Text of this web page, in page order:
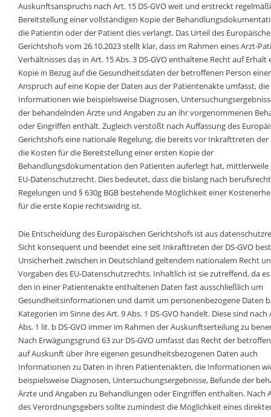
Auskunftsanspruchs nach Art. 15 DS-GVO weit und erstreckt
Bereitstellung einer vollständigen Kopie der
die Patientin oder der Patient dies verlangt. Das Urteil des
Gerichtshofs vom 26.10.2023 stellt klar, dass im Rahmen eines Arzt-
Verhältnisses das in Art. 15 Abs. 3 DS-GVO enthaltene Recht auf Erhalt
Kopie in Bezug auf die Gesundheitsdaten der betroffenen Person
Anspruch auf eine Kopie der Daten aus der Patientenakte umfasst, die
Informationen wie beispielsweise Diagnosen,
der behandelnden Ärzte und Angaben zu an ihr vorgenommenen
oder Eingriffen enthält. Zugleich verstößt nach Auffassung des
Gerichtshofs eine nationale Regelung, die bereits vor Inkrafttreten der
die Kosten für die Bereitstellung einer ersten Kopie der
Behandlungsdokumentation den Patienten auferlegt hat, mittlerweile
EU-Datenschutzrecht. Dies bedeutet, dass die bislang nach
Regelungen und § 630g BGB bestehende Möglichkeit einer
für die erste Kopie rechtswidrig ist.
Die Entscheidung des Europäischen Gerichtshofs ist aus
Sicht konsequent und beendet eine seit Inkrafttreten der DS-GVO
Unsicherheit zwischen in Deutschland geltendem nationalem Recht
Vorgaben des EU-Datenschutzrechts. Inhaltlich ist sie zutreffend, da
den in einer Patientenakte enthaltenen Daten fast ausschließlich um
Gesundheitsinformationen und damit um personenbezogene Daten
Kategorien im Sinne des Art. 9 Abs. 1 DS-GVO handelt. Diese sind nach
Abs. 1 lit. b DS-GVO immer im Rahmen der Auskunftserteilung zu
Nach Erwägungsgrund 63 zur DS-GVO umfasst das Recht der
auf Auskunft über ihre eigenen gesundheitsbezogenen Daten auch
Informationen zu Daten in ihren Patientenakten, die Informationen
beispielsweise Diagnosen, Untersuchungsergebnisse, Befunde der
Ärzte und Angaben zu Behandlungen oder Eingriffen enthalten. Nach
des Verordnungsgebers sollte zumindest die Möglichkeit eines